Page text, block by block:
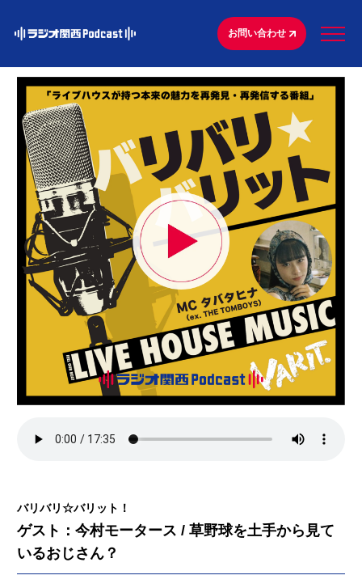
お問い合わせ
バリバリ☆バリット！
ゲスト：今村モータース / 草野球を土手から見て
いるおじさん？